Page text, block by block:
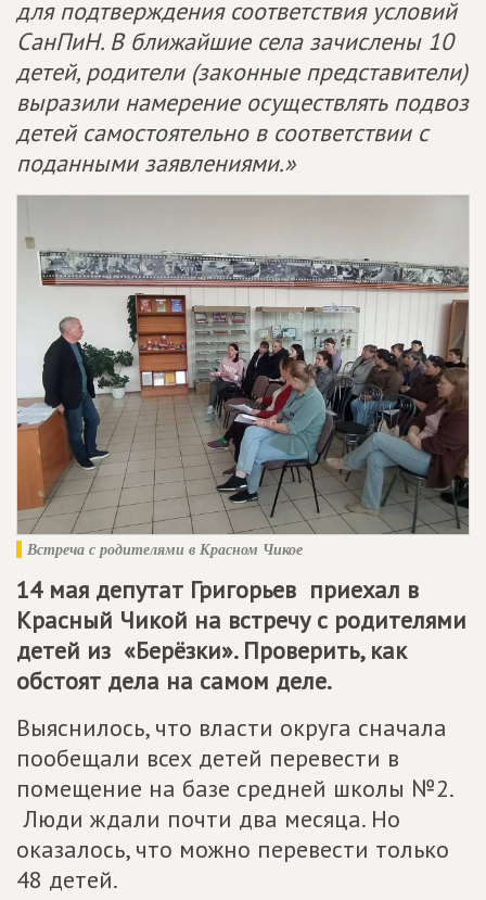
для подтверждения соответствия условий
СанПиН. В ближайшие села зачислены 10
детей, родители (законные представители)
выразили намерение осуществлять подвоз
детей самостоятельно в соответствии с
поданными заявлениями.»
Встреча с родителями в Красном Чикое
14 мая депутат Григорьев приехал в
Красный Чикой на встречу с родителями
детей из «Берёзки». Проверить, как
обстоят дела на самом деле.
Выяснилось, что власти округа сначала
пообещали всех детей перевести в
помещение на базе средней школы №2.
Люди ждали почти два месяца. Но
оказалось, что можно перевести только
48 детей.